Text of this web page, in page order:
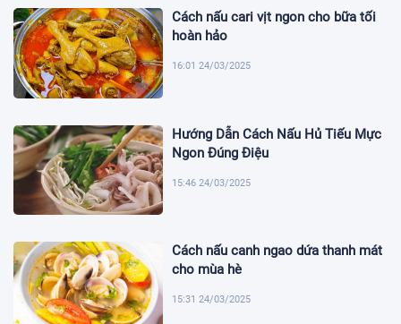
Cách nấu cari vịt ngon cho bữa tối
hoàn hảo
16:01 24/03/2025
Hướng Dẫn Cách Nấu Hủ Tiếu Mực
Ngon Đúng Điệu
15:46 24/03/2025
Cách nấu canh ngao dứa thanh mát
cho mùa hè
15:31 24/03/2025